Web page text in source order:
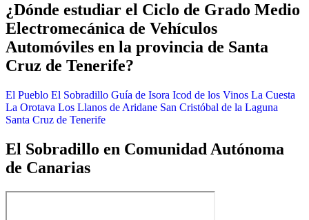
¿Dónde estudiar el Ciclo de Grado Medio
Electromecánica de Vehículos
Automóviles en la provincia de Santa
Cruz de Tenerife?
El Pueblo El Sobradillo Guía de Isora Icod de los Vinos La Cuesta
La Orotava Los Llanos de Aridane San Cristóbal de la Laguna
Santa Cruz de Tenerife
El Sobradillo en Comunidad Autónoma
de Canarias